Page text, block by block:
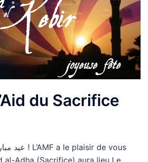
du Sacrifice
al-Adha (Sacrifice) aura lieu Le